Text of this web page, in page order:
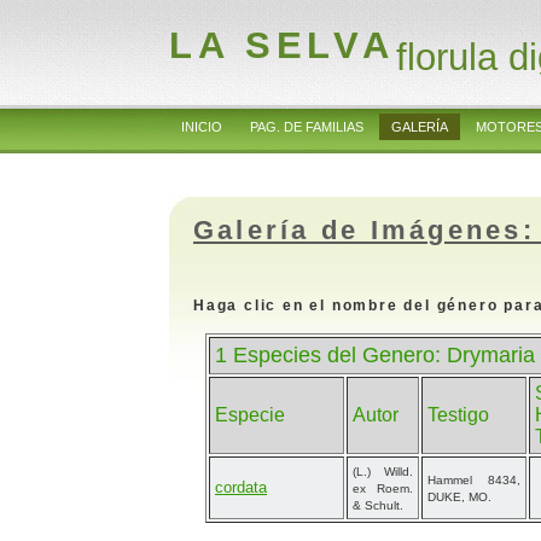
LA SELVAflorula
INICIO PAG. DE FAMILIAS GALERÍA
Galería de
Haga clic en el nombre del género
1 Especies del Genero:
Especie Autor Testigo
cordata
(L.) Willd.
ex Roem.
& Schult.
Hammel 8434,
DUKE, MO.